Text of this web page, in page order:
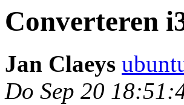
Converteren
Jan Claeys
Do Sep 20